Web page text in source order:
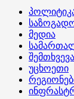
Primary
Menu
მედია
შემთხვევა
უცხოეთი